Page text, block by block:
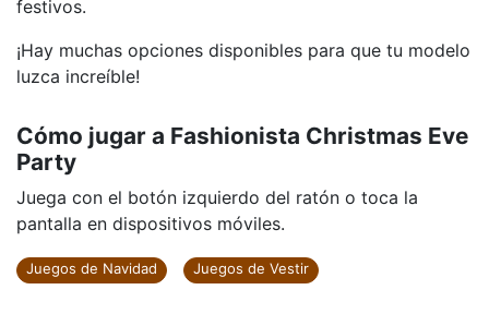
festivos.
¡Hay muchas opciones disponibles para que tu modelo
luzca increíble!
Cómo jugar a Fashionista Christmas Eve
Party
Juega con el botón izquierdo del ratón o toca la
pantalla en dispositivos móviles.
Juegos de Navidad Juegos de Vestir